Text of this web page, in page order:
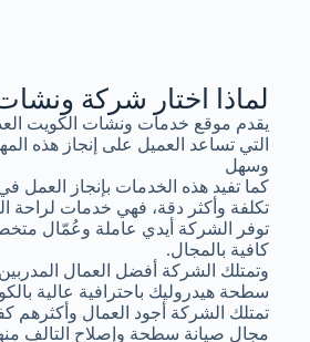
لماذا اختار شركة
يقدم موقع خدمات ونشات الكويت
التي تساعد العميل على إنجاز هذه
وسهل
كما تفيد هذه الخدمات بإنجاز
تكلفة وأكثر دقة، فهي خدمات لراحة
توفر الشركة أيدي عاملة وعُمّال
كافية بالمجال.
وتمتلك الشركة أفضل العمال
سطحة هيدروليك باحترافية عالية
تمتلك الشركة أجود العمال وأكثرهم
مجال صيانة سطحة وإصلاح التالف